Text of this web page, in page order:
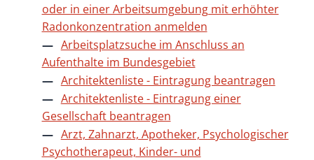
oder in einer Arbeitsumgebung mit erhöhter
Radonkonzentration anmelden
Arbeitsplatzsuche im Anschluss an
Aufenthalte im Bundesgebiet
Architektenliste - Eintragung beantragen
Architektenliste - Eintragung einer
Gesellschaft beantragen
Arzt, Zahnarzt, Apotheker, Psychologischer
Psychotherapeut, Kinder- und